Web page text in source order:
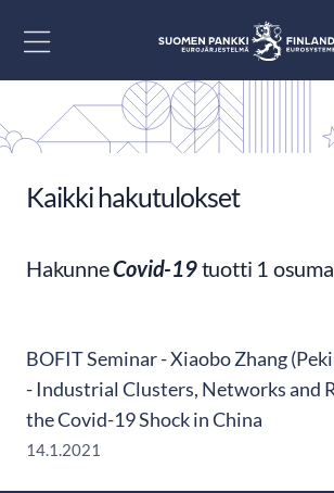
Kaikki hakutulokset
HakunneCovid-19tuotti 1
BOFIT Seminar - Xiaobo Zhang
- Industrial Clusters, Networks and
the Covid-19 Shock in China
14.1.2021